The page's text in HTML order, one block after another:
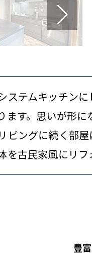
テムキッチンに
す。思いが形に
ングに続く部屋
を古民家風にリフ
豊